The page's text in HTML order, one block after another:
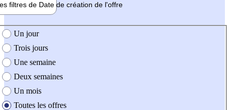
filtres de Date de création de l'offre
création de l'offre
Un jour
Trois jours
Une semaine
Deux semaines
Un mois
Toutes les offres